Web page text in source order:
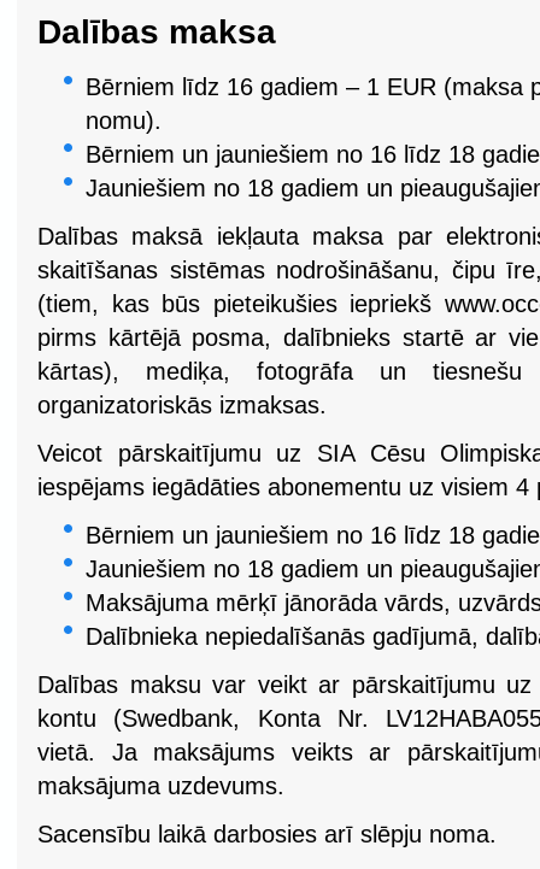
Dalības maksa
Bērniem līdz 16 gadiem – 1 EUR (maksa
nomu).
Bērniem un jauniešiem no 16 līdz 18
Jauniešiem no 18 gadiem un
Dalības maksā iekļauta maksa par
skaitīšanas sistēmas nodrošināšanu, čipu
(tiem, kas būs pieteikušies iepriekš
pirms kārtējā posma, dalībnieks startē ar
kārtas), mediķa, fotogrāfa un tiesnešu
organizatoriskās izmaksas.
Veicot pārskaitījumu uz SIA Cēsu
iespējams iegādāties abonementu uz visiem 4
Bērniem un jauniešiem no 16 līdz 18
Jauniešiem no 18 gadiem un
Maksājuma mērķī jānorāda vārds,
Dalībnieka nepiedalīšanās gadījumā,
Dalības maksu var veikt ar pārskaitījumu
kontu (Swedbank, Konta Nr.
vietā. Ja maksājums veikts ar
maksājuma uzdevums.
Sacensību laikā darbosies arī slēpju noma.